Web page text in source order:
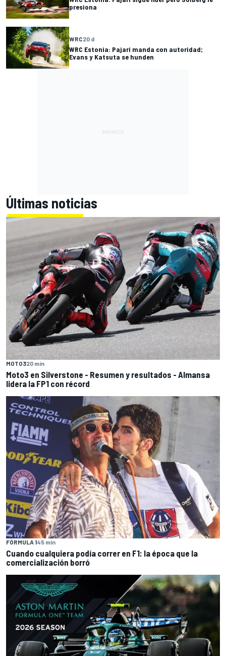
presiona
WRC20 d
WRC Estonia: Pajari manda con autoridad;
Evans y Katsuta se hunden
Últimas noticias
MOTO320 min
Moto3 en Silverstone - Resumen y resultados - Almansa
lidera la FP1 con récord
FÓRMULA 145 min
Cuando cualquiera podía correr en F1: la época que la
comercialización borró